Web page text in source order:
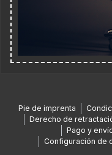
Pie de imprenta
Derecho de
Pago y
Configuración de